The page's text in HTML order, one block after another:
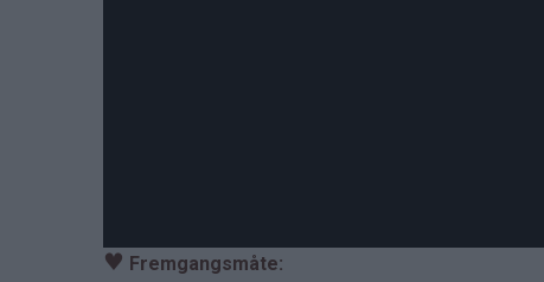
♥ Fremgangsmåte: